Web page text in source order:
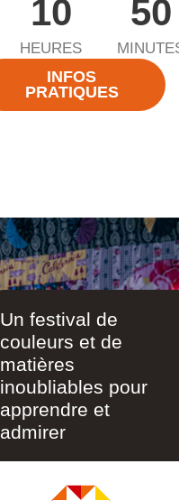
10
HEURES
50
INFOS
PRATIQUES
Un festival de
couleurs et de
matières
inoubliables pour
apprendre et
admirer